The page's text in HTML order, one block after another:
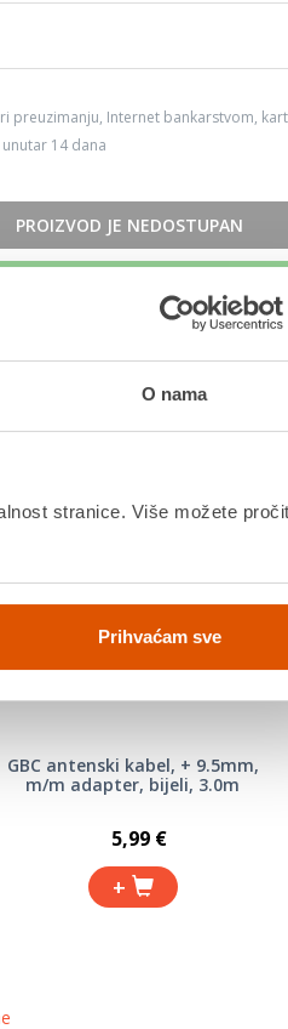
O nama
stranice. Više možete
Prihvaćam sve
preuzimanju, Internet bankarstvom,
14 dana
PROIZVOD JE NEDOSTUPAN
GBC antenski kabel, + 9.5mm,
m/m adapter, bijeli, 3.0m
5,99 €
+